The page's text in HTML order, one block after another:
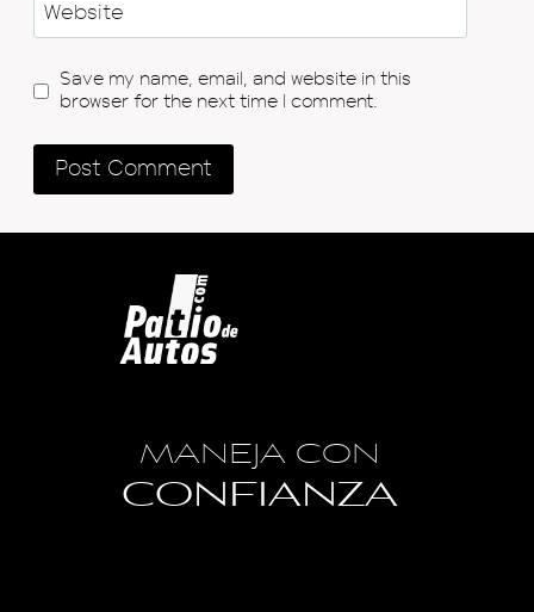
Website
Save my name, email, and website in this
browser for the next time I comment.
MANEJA CON
CONFIANZA